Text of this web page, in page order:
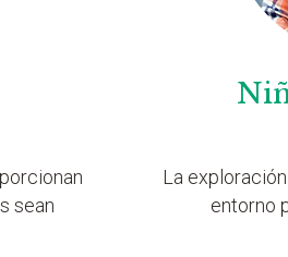
sean
La
entorno